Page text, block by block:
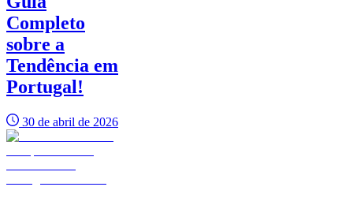
Completo
sobre a
Tendência em
Portugal!
30 de abril de 2026